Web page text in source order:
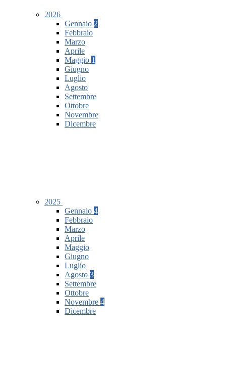
2026
Gennaio 2
Febbraio
Marzo
Aprile
Maggio 1
Giugno
Luglio
Agosto
Settembre
Ottobre
Novembre
Dicembre
2025
Gennaio 4
Febbraio
Marzo
Aprile
Maggio
Giugno
Luglio
Agosto 3
Settembre
Ottobre
Novembre 4
Dicembre